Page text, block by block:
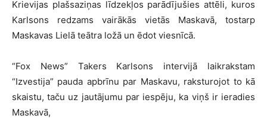
Krievijas plašsaziņas līdzekļos parādījušies attēli, kuros
Karlsons redzams vairākās vietās Maskavā, tostarp
Maskavas Lielā teātra ložā un ēdot viesnīcā.
“Fox News” Takers Karlsons intervijā laikrakstam
“Izvestija” pauda apbrīnu par Maskavu, raksturojot to kā
skaistu, taču uz jautājumu par iespēju, ka viņš ir ieradies
Maskavā,